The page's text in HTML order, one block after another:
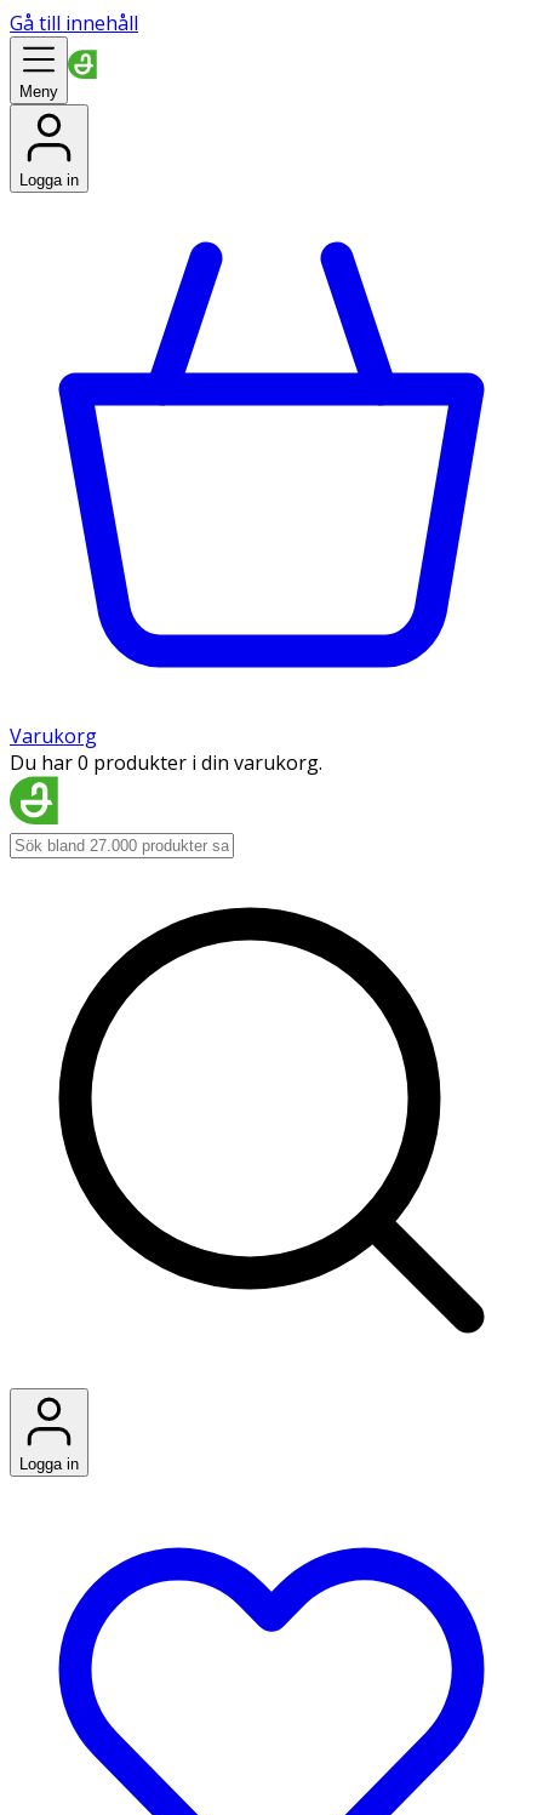
Gå till innehåll
Meny
Logga in
Varukorg
Du har 0 produkter i din varukorg.
Logga in